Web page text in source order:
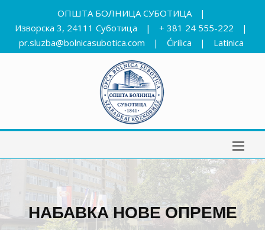
ОПШТА БОЛНИЦА СУБОТИЦА
|
Изворска 3, 24111 Суботица
| + 381 24 555-222
|
pr.sluzba@bolnicasubotica.com
| Ćirilica | Latinica
НАБАВКА НОВЕ ОПРЕМЕ